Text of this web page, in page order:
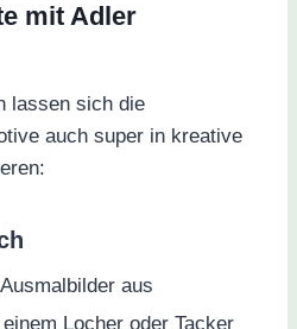
mit Adler
lassen sich die
auch super in kreative
aus
Locher oder Tacker